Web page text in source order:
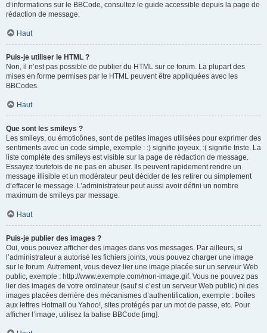
d’informations sur le BBCode, consultez le guide accessible depuis la page de
rédaction de message.
Haut
Puis-je utiliser le HTML ?
Non, il n’est pas possible de publier du HTML sur ce forum. La plupart des
mises en forme permises par le HTML peuvent être appliquées avec les
BBCodes.
Haut
Que sont les smileys ?
Les smileys, ou émoticônes, sont de petites images utilisées pour exprimer des
sentiments avec un code simple, exemple : :) signifie joyeux, :( signifie triste. La
liste complète des smileys est visible sur la page de rédaction de message.
Essayez toutefois de ne pas en abuser. Ils peuvent rapidement rendre un
message illisible et un modérateur peut décider de les retirer ou simplement
d’effacer le message. L’administrateur peut aussi avoir défini un nombre
maximum de smileys par message.
Haut
Puis-je publier des images ?
Oui, vous pouvez afficher des images dans vos messages. Par ailleurs, si
l’administrateur a autorisé les fichiers joints, vous pouvez charger une image
sur le forum. Autrement, vous devez lier une image placée sur un serveur Web
public, exemple : http://www.exemple.com/mon-image.gif. Vous ne pouvez pas
lier des images de votre ordinateur (sauf si c’est un serveur Web public) ni des
images placées derrière des mécanismes d’authentification, exemple : boîtes
aux lettres Hotmail ou Yahoo!, sites protégés par un mot de passe, etc. Pour
afficher l’image, utilisez la balise BBCode [img].